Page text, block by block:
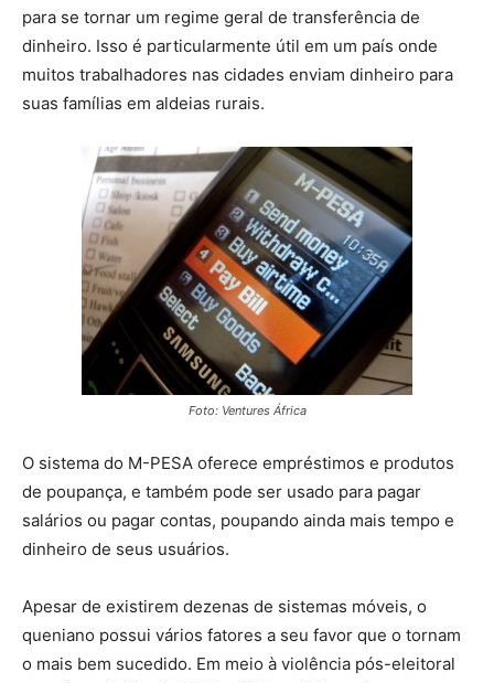
para se tornar um regime geral de transferência de
dinheiro. Isso é particularmente útil em um país onde
muitos trabalhadores nas cidades enviam dinheiro para
suas famílias em aldeias rurais.
Foto: Ventures África
O sistema do M-PESA oferece empréstimos e produtos
de poupança, e também pode ser usado para pagar
salários ou pagar contas, poupando ainda mais tempo e
dinheiro de seus usuários.
Apesar de existirem dezenas de sistemas móveis, o
queniano possui vários fatores a seu favor que o tornam
o mais bem sucedido. Em meio à violência pós-eleitoral